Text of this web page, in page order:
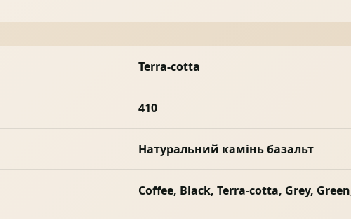
Terra-cotta
410
Натуральний камінь базальт
Coffee, Black, Terra-cotta, Grey,